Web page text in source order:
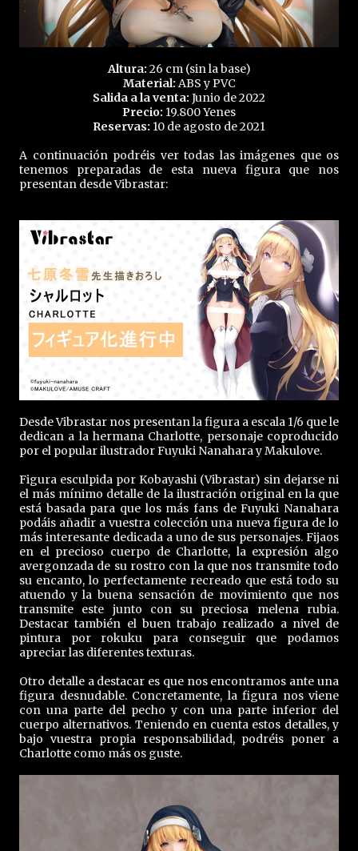
Altura: 26 cm (sin la base)
Material: ABS y PVC
Salida a la venta: Junio de 2022
Precio: 19.800 Yenes
Reservas: 10 de agosto de 2021
A continuación podréis ver todas las imágenes que os
tenemos preparadas de esta nueva figura que nos
presentan desde Vibrastar:
Desde Vibrastar nos presentan la figura a escala 1/6 que le
dedican a la hermana Charlotte, personaje coproducido
por el popular ilustrador Fuyuki Nanahara y Makulove.
Figura esculpida por Kobayashi (Vibrastar) sin dejarse ni
el más mínimo detalle de la ilustración original en la que
está basada para que los más fans de Fuyuki Nanahara
podáis añadir a vuestra colección una nueva figura de lo
más interesante dedicada a uno de sus personajes. Fijaos
en el precioso cuerpo de Charlotte, la expresión algo
avergonzada de su rostro con la que nos transmite todo
su encanto, lo perfectamente recreado que está todo su
atuendo y la buena sensación de movimiento que nos
transmite este junto con su preciosa melena rubia.
Destacar también el buen trabajo realizado a nivel de
pintura por rokuku para conseguir que podamos
apreciar las diferentes texturas.
Otro detalle a destacar es que nos encontramos ante una
figura desnudable. Concretamente, la figura nos viene
con una parte del pecho y con una parte inferior del
cuerpo alternativos. Teniendo en cuenta estos detalles, y
bajo vuestra propia responsabilidad, podréis poner a
Charlotte como más os guste.